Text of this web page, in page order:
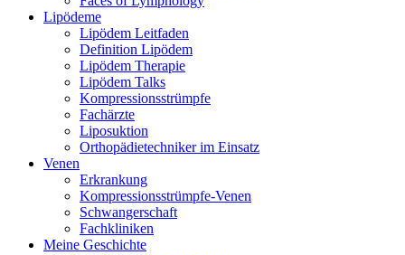
Lipödeme
Lipödem Leitfaden
Definition Lipödem
Lipödem Therapie
Lipödem Talks
Kompressionsstrümpfe
Fachärzte
Liposuktion
Orthopädietechniker im Einsatz
Venen
Erkrankung
Kompressionsstrümpfe-Venen
Schwangerschaft
Fachkliniken
Meine Geschichte